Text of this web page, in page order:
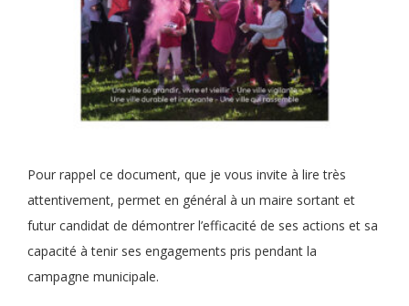
Pour rappel ce document, que je vous invite à lire très
attentivement, permet en général à un maire sortant et
futur candidat de démontrer l’efficacité de ses actions et sa
capacité à tenir ses engagements pris pendant la
campagne municipale.